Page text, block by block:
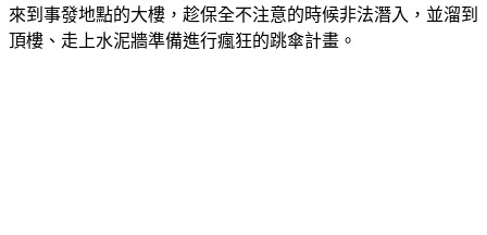
地時間27日，位於泰國芭達雅的一處高樓；奧丁森與友人駕車
來到事發地點的大樓，趁保全不注意的時候非法潛入，並溜到